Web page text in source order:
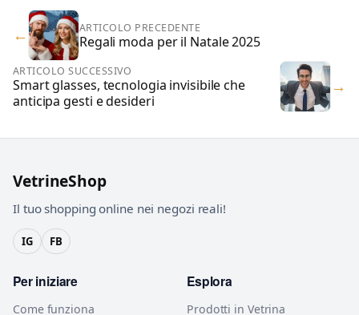
← ARTICOLO PRECEDENTE
Regali moda per il Natale 2025
ARTICOLO SUCCESSIVO
Smart glasses, tecnologia invisibile che
anticipa gesti e desideri
→
VetrineShop
Il tuo shopping online nei negozi reali!
IG FB
Per iniziare
Come funziona
Esplora
Prodotti in Vetrina